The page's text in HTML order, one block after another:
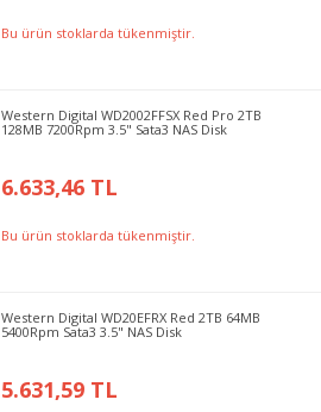
Bu ürün stoklarda tükenmiştir.
Western Digital WD2002FFSX Red Pro 2TB
128MB 7200Rpm 3.5" Sata3 NAS Disk
6.633,46 TL
Bu ürün stoklarda tükenmiştir.
Western Digital WD20EFRX Red 2TB 64MB
5400Rpm Sata3 3.5" NAS Disk
5.631,59 TL